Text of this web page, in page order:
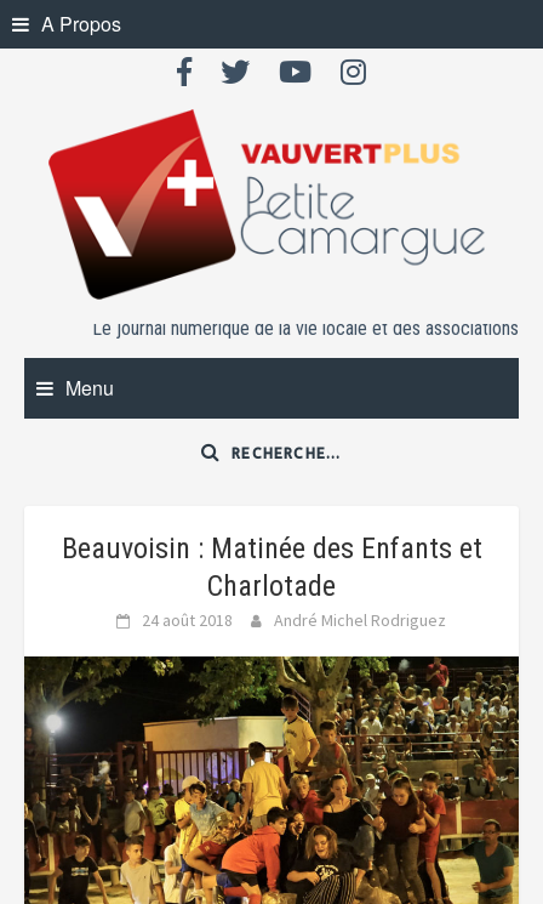
Skip
to
A Propos
Le journal numérique de la vie locale et des associations
Menu
Beauvoisin : Matinée des Enfants et
Charlotade
24 août 2018 André Michel Rodriguez